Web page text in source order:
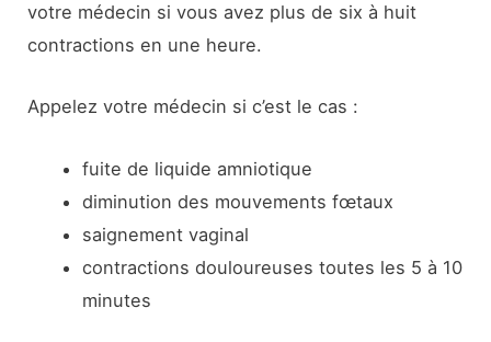
votre médecin si vous avez plus de six à huit
contractions en une heure.
Appelez votre médecin si c’est le cas :
fuite de liquide amniotique
diminution des mouvements fœtaux
saignement vaginal
contractions douloureuses toutes les 5 à 10
minutes